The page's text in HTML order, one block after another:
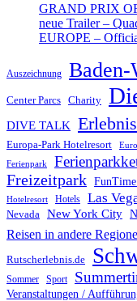
GRAND PRIX
neue Trailer –
EUROPE –
Auszeichnung Baden-
Center Parcs Charity
DIVE TALK
Europa-Park Hotelresort
Ferienpark
Freizeitpark
Hotelresort Hotels Las
Nevada New York City
Reisen in andere
Rutscherlebnis.de
Sommer
Sport
Veranstaltungen /